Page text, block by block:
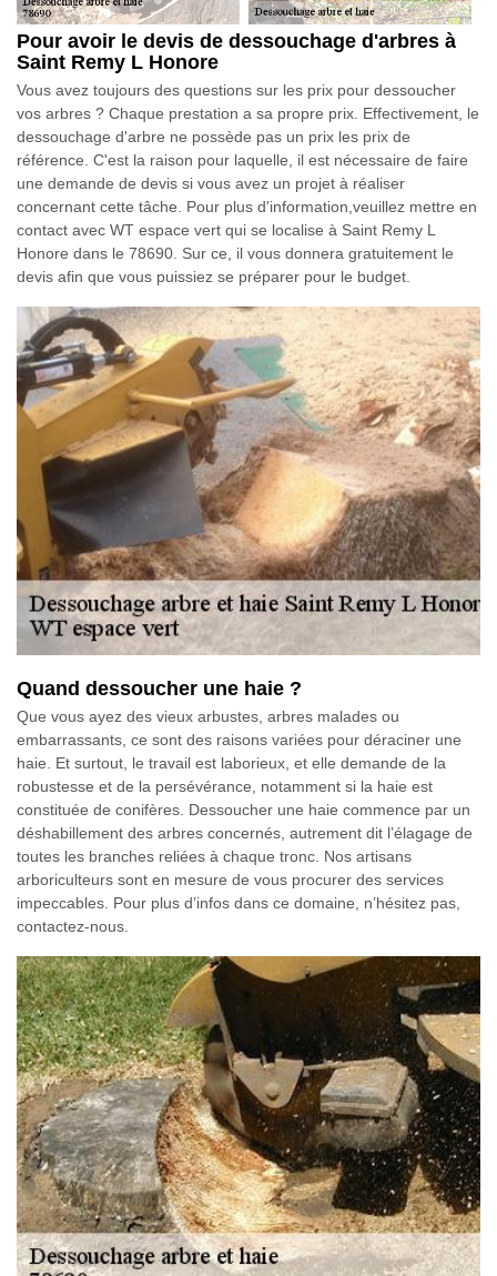
Pour avoir le devis de dessouchage d'arbres à
Saint Remy L Honore
Vous avez toujours des questions sur les prix pour dessoucher
vos arbres ? Chaque prestation a sa propre prix. Effectivement, le
dessouchage d'arbre ne possède pas un prix les prix de
référence. C'est la raison pour laquelle, il est nécessaire de faire
une demande de devis si vous avez un projet à réaliser
concernant cette tâche. Pour plus d'information,veuillez mettre en
contact avec WT espace vert qui se localise à Saint Remy L
Honore dans le 78690. Sur ce, il vous donnera gratuitement le
devis afin que vous puissiez se préparer pour le budget.
Quand dessoucher une haie ?
Que vous ayez des vieux arbustes, arbres malades ou
embarrassants, ce sont des raisons variées pour déraciner une
haie. Et surtout, le travail est laborieux, et elle demande de la
robustesse et de la persévérance, notamment si la haie est
constituée de conifères. Dessoucher une haie commence par un
déshabillement des arbres concernés, autrement dit l’élagage de
toutes les branches reliées à chaque tronc. Nos artisans
arboriculteurs sont en mesure de vous procurer des services
impeccables. Pour plus d’infos dans ce domaine, n’hésitez pas,
contactez-nous.